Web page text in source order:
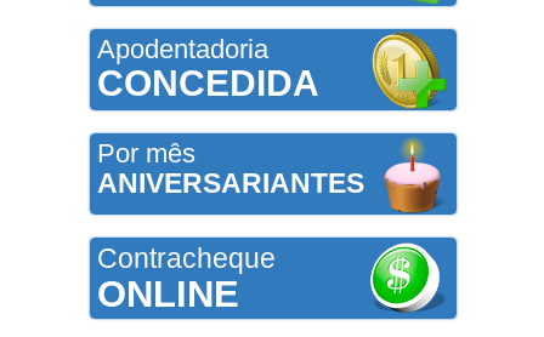
Apodentadoria
CONCEDIDA
Por mês
ANIVERSARIANTES
Contracheque
ONLINE